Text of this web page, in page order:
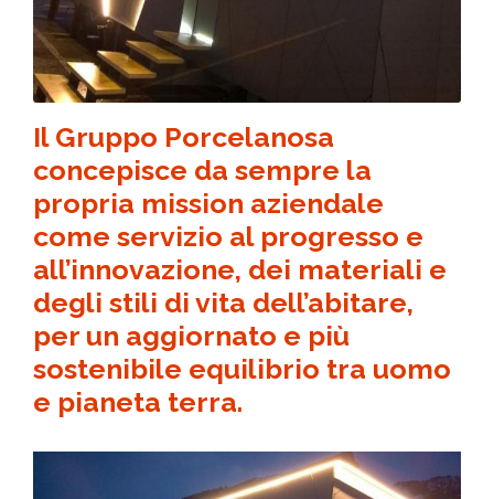
Il Gruppo Porcelanosa
concepisce da sempre la
propria mission aziendale
come servizio al progresso e
all’innovazione, dei materiali e
degli stili di vita dell’abitare,
per un aggiornato e più
sostenibile equilibrio tra uomo
e pianeta terra.